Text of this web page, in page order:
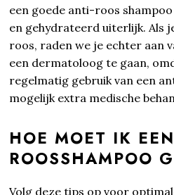
een goede anti-roos
en gehydrateerd uiterlijk. Als
roos, raden we je echter aan
een dermatoloog te gaan,
regelmatig gebruik van een
mogelijk extra medische
HOE MOET IK
ROOSSHAMPOO
Volg deze tips op voor